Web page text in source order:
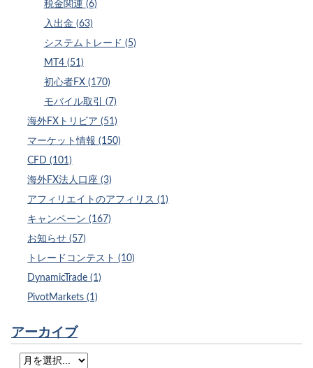
税金関連 (6)
入出金 (63)
システムトレード (5)
MT4 (51)
初心者FX (170)
モバイル取引 (7)
海外FXトリビア (51)
マーケット情報 (150)
CFD (101)
海外FX法人口座 (3)
アフィリエイトのアフィリス (1)
キャンペーン (167)
お知らせ (57)
トレードコンテスト (10)
DynamicTrade (1)
PivotMarkets (1)
アーカイブ